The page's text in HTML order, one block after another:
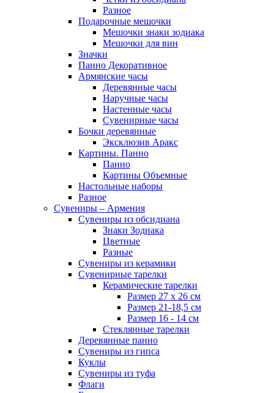
Разное
Подарочные мешочки
Мешочки знаки зодиака
Мешочки для вин
Значки
Панно Декоративное
Армянские часы
Деревянные часы
Наручные часы
Настенные часы
Сувенирные часы
Бочки деревянные
Эксклюзив Аракс
Картины. Панно
Панно
Картины Объемные
Настольные наборы
Разное
Сувениры – Армения
Сувениры из обсидиана
Знаки Зодиака
Цветные
Разные
Сувениры из керамики
Сувенирные тарелки
Керамические тарелки
Размер 27 х 26 см
Размер 21-18,5 см
Размер 16 - 14 см
Стеклянные тарелки
Деревянные панно
Сувениры из гипса
Куклы
Сувениры из туфа
Флаги